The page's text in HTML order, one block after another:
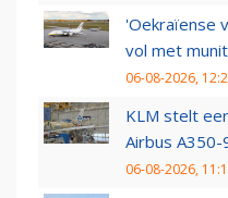
'Oekraïense
vol met
06-08-2026,
KLM stelt
Airbus
06-08-2026,